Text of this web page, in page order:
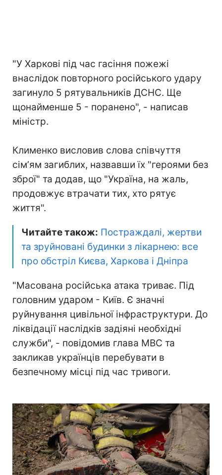
"У Харкові під час гасіння пожежі
внаслідок повторного російського удару
загинуло 5 рятувальників ДСНС. Ще
щонайменше 5 - поранено", - написав
міністр.
Клименко висловив слова співчуття
сімʼям загиблих, назвавши їх "героями без
зброї" та додав, що "Україна, на жаль,
продовжує втрачати тих, хто рятує
життя".
Читайте також: Постраждалі, жертви
та зруйновані будинки з лікарнею: все
про обстріл Києва, Харкова і Дніпра
"Масована російська атака триває. Під
головним ударом - Київ. Є значні
руйнування цивільної інфраструктури. До
ліквідації наслідків задіяні необхідні
служби", - повідомив глава МВС та
закликав українців перебувати в
безпечному місці під час тривоги.